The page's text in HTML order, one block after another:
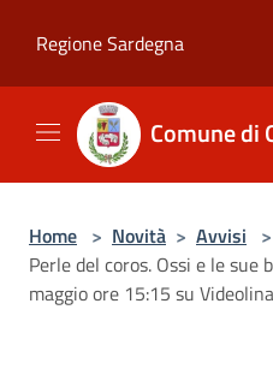
Regione Sardegna
Comune di
Home > Novità > Avvisi >
Perle del coros. Ossi e le sue
maggio ore 15:15 su Videolina